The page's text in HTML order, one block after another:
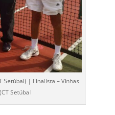
Setúbal) | Finalista – Vinhas
Setúbal